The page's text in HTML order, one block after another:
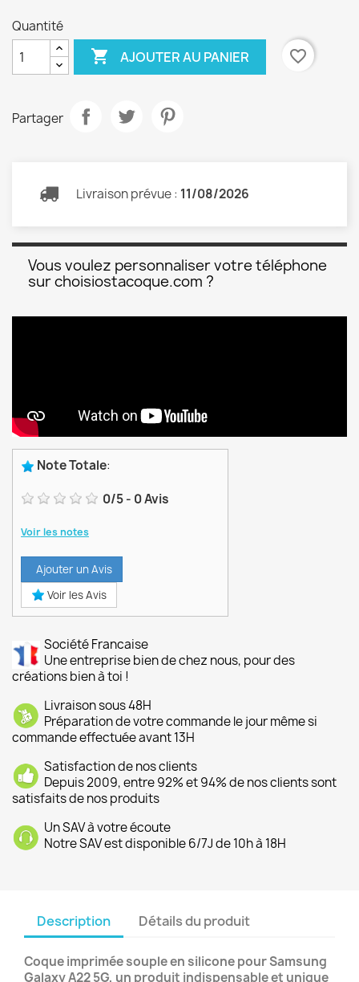
Quantité
 AJOUTER AU PANIER favorite_border
Partager
Livraison prévue : 11/08/2026
Vous voulez personnaliser votre téléphone
sur choisiostacoque.com ?
Note Totale:
0/5- 0Avis
Voir les notes
Ajouter un Avis
Voir les Avis
Société Francaise
Une entreprise bien de chez nous, pour des
créations bien à toi !
Livraison sous 48H
Préparation de votre commande le jour même si
commande effectuée avant 13H
Satisfaction de nos clients
Depuis 2009, entre 92% et 94% de nos clients sont
satisfaits de nos produits
Un SAV à votre écoute
Notre SAV est disponible 6/7J de 10h à 18H
Description Détails du produit
Coque imprimée souple en silicone pour Samsung
Galaxy A22 5G, un produit indispensable et unique